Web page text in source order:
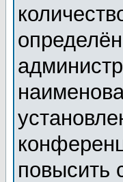
повысить